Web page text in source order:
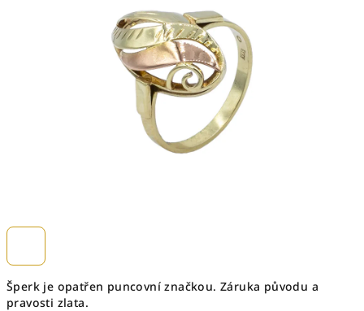
Šperk je opatřen puncovní značkou. Záruka původu a
pravosti zlata.